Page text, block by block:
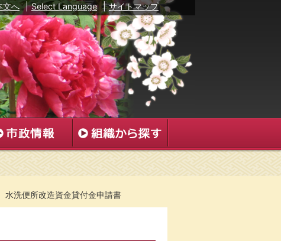
文へ | Select Language | サイトマップ
水洗便所改造資金貸付金申請書